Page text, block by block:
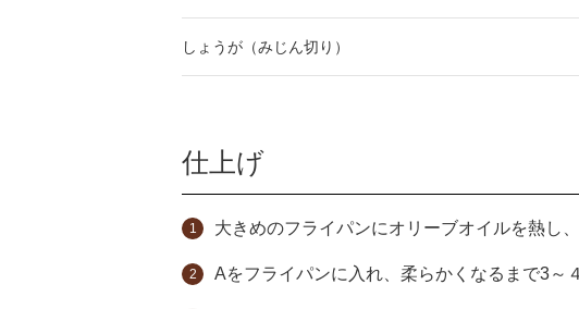
しょうが（みじん切り）
仕上げ
大きめのフライパンにオリーブオイルを熱し
Aをフライパンに入れ、柔らかくなるまで3～